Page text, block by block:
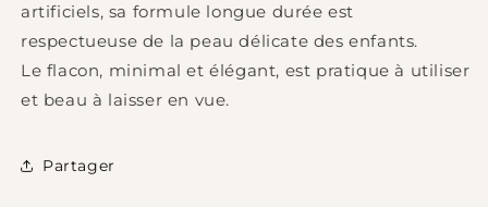
artificiels, sa formule longue durée est
respectueuse de la peau délicate des enfants.
Le flacon, minimal et élégant, est pratique à utiliser
et beau à laisser en vue.
Partager